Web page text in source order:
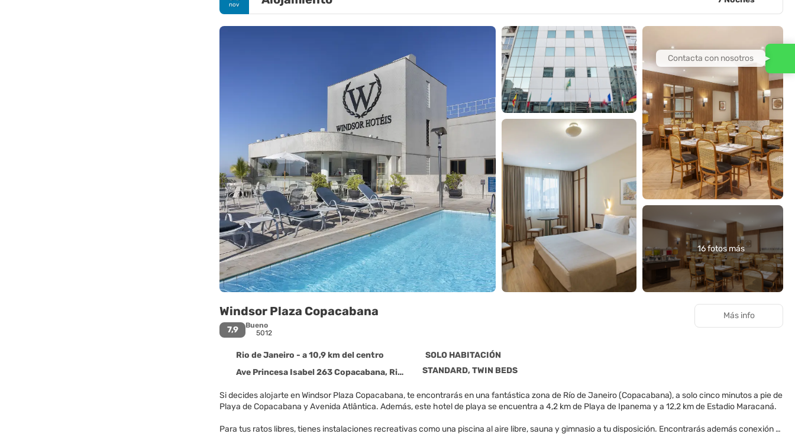
nov
16 fotos más
Windsor Plaza Copacabana
7,9
Bueno
5012
Rio de Janeiro - a 10,9 km del centro
SOLO HABITACIÓN
Ave Princesa Isabel 263 Copacabana, Rio de Janeiro 22011-010
STANDARD, TWIN BEDS
Si decides alojarte en Windsor Plaza Copacabana, te encontrarás en una fantástica zona de Río de Janeiro (Copacabana), a solo cinco minutos a pie de
Playa de Copacabana y Avenida Atlântica. Además, este hotel de playa se encuentra a 4,2 km de Playa de Ipanema y a 12,2 km de Estadio Maracaná.
Para tus ratos libres, tienes instalaciones recreativas como una piscina al aire libre, sauna y gimnasio a tu disposición. Encontrarás además conexión a
Más info